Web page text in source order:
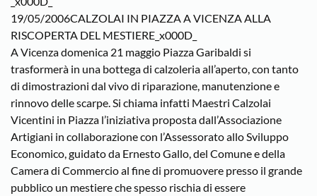
19/05/2006CALZOLAI IN PIAZZA A VICENZA ALLA
RISCOPERTA DEL MESTIERE_x000D_
A Vicenza domenica 21 maggio Piazza Garibaldi si
trasformerà in una bottega di calzoleria all’aperto, con tanto
di dimostrazioni dal vivo di riparazione, manutenzione e
rinnovo delle scarpe. Si chiama infatti Maestri Calzolai
Vicentini in Piazza l’iniziativa proposta dall’Associazione
Artigiani in collaborazione con l’Assessorato allo Sviluppo
Economico, guidato da Ernesto Gallo, del Comune e della
Camera di Commercio al fine di promuovere presso il grande
pubblico un mestiere che spesso rischia di essere